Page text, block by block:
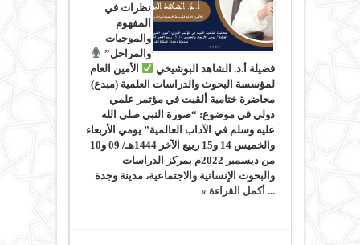
نظرات في
المفهوم
والموجبات
والمراحل”
فضيلة أ.د. الشاهد البوشيخي
الأمين العام
لمؤسسة البحوث والدراسات العلمية (مبدع)
محاضرة ختامية ألقيت في مؤتمر علمي
دولي في موضوع: “صورة النبي صلى الله
عليه وسلم في الآداب العالمية” يومي الأربعاء
والخميس 14 و15 ربيع الآخر 1444هـ/ 09 و10
من ديسمبر 2022م بمركز الدراسات
والبحوت الإنسانية والاجتماعية، مدينة وجدة
... أكمل القراءة »